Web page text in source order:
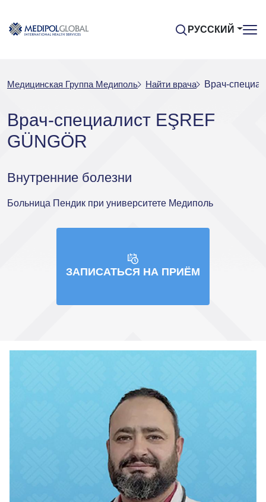
РУССКИЙ
Медицинская Группа Медиполь Найти врача Врач-
Врач-специалист EŞREF
GÜNGÖR
Внутренние болезни
Больница Пендик при университете Медиполь
ЗАПИСАТЬСЯ НА ПРИЁМ